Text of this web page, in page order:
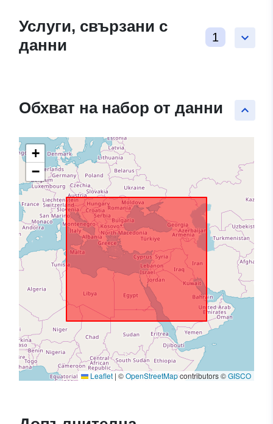
keyboard_arrow_down
Услуги, свързани с
данни
1
keyboard_arrow_up
Обхват на набор от данни
+
−
Leaflet | ©OpenStreetMapcontributors ©GISCO